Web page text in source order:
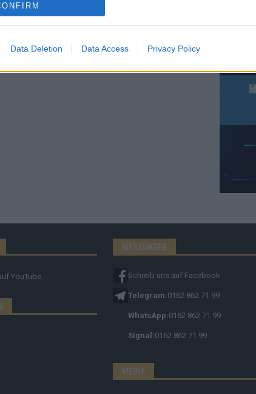
Data Deletion Data Access Privacy Policy
YouTube
MESSENGER
Schreib uns auf Facebook
Telegram:0162 862 71 99
WhatsApp:0162 862 71 99
Signal:0162 862 71 99
MEDIA